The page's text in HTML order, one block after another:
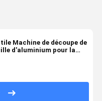
Machine de découpe de
d'aluminium pour la